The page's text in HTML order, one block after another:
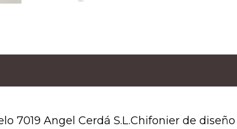
7019 Angel Cerdá S.L.Chifonier de